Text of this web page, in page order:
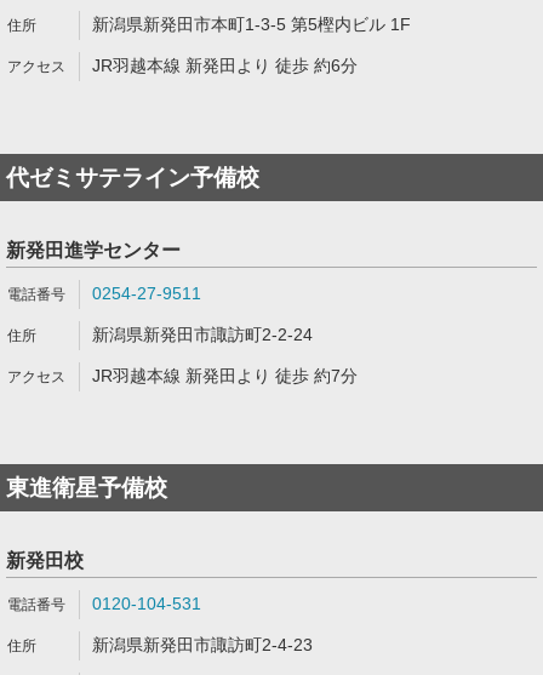
新潟県新発田市本町1-3-5 第5樫内ビル 1F
JR羽越本線 新発田より 徒歩 約6分
代ゼミサテライン予備校
新発田進学センター
0254-27-9511
新潟県新発田市諏訪町2-2-24
JR羽越本線 新発田より 徒歩 約7分
東進衛星予備校
新発田校
0120-104-531
新潟県新発田市諏訪町2-4-23